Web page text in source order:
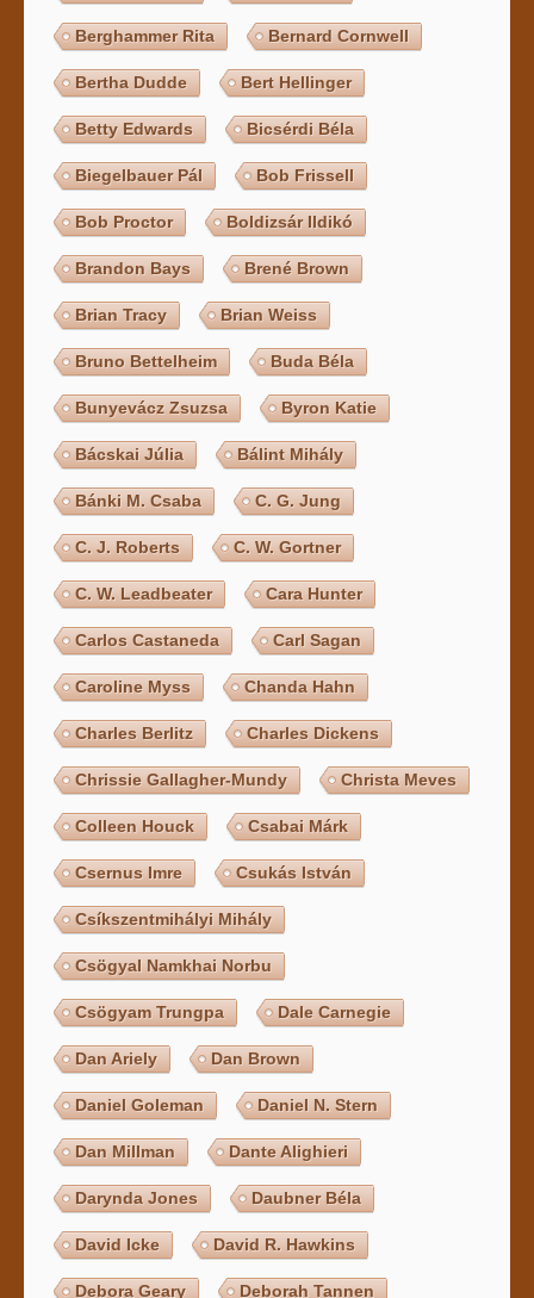
Berghammer Rita Bernard Cornwell
Bertha Dudde Bert Hellinger
Betty Edwards Bicsérdi Béla
Biegelbauer Pál Bob Frissell
Bob Proctor Boldizsár Ildikó
Brandon Bays Brené Brown
Brian Tracy Brian Weiss
Bruno Bettelheim Buda Béla
Bunyevácz Zsuzsa Byron Katie
Bácskai Júlia Bálint Mihály
Bánki M. Csaba C. G. Jung
C. J. Roberts C. W. Gortner
C. W. Leadbeater Cara Hunter
Carlos Castaneda Carl Sagan
Caroline Myss Chanda Hahn
Charles Berlitz Charles Dickens
Chrissie Gallagher-Mundy Christa Meves
Colleen Houck Csabai Márk
Csernus Imre Csukás István
Csíkszentmihályi Mihály
Csögyal Namkhai Norbu
Csögyam Trungpa Dale Carnegie
Dan Ariely Dan Brown
Daniel Goleman Daniel N. Stern
Dan Millman Dante Alighieri
Darynda Jones Daubner Béla
David Icke David R. Hawkins
Debora Geary Deborah Tannen